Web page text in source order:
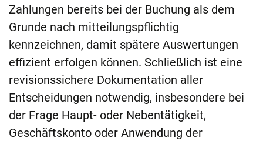
Zahlungen bereits bei der Buchung als dem
Grunde nach mitteilungspflichtig
kennzeichnen, damit spätere Auswertungen
effizient erfolgen können. Schließlich ist eine
revisionssichere Dokumentation aller
Entscheidungen notwendig, insbesondere bei
der Frage Haupt- oder Nebentätigkeit,
Geschäftskonto oder Anwendung der